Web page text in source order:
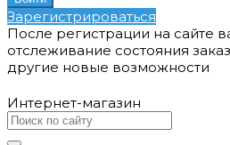
Зарегистрироваться
После регистрации на сайте
отслеживание состояния
другие новые возможности
Интернет-магазин